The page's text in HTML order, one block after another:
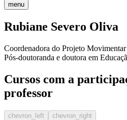
menu
Rubiane Severo Oliva
Coordenadora do Projeto Movimentar
Pós-doutoranda e doutora em
Cursos com a
professor
chevron_left chevron_right